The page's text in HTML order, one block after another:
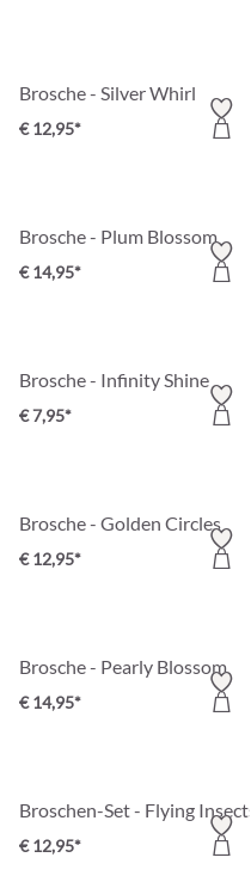
Brosche - Silver Whirl
€ 12,95*
Brosche - Plum Blossom
€ 14,95*
Brosche - Infinity Shine
€ 7,95*
Brosche - Golden Circles
€ 12,95*
Brosche - Pearly Blossom
€ 14,95*
Broschen-Set - Flying Insects
€ 12,95*